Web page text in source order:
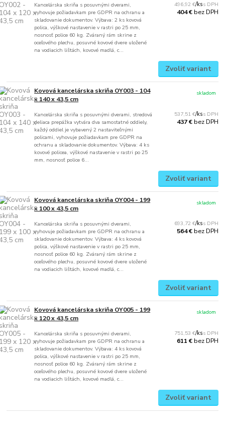
Kancelárska skriňa s posuvnými dverami,
vyhovuje požiadavkam pre GDPR na ochranu a
skladovanie dokumentov. Výbava: 2 ks kovová
polica, výškové nastavenie v rastri po 25 mm,
nosnosť police 60 kg. Zváraný rám skrine z
oceľového plechu, posuvné kovové dvere uložené
na vodiacich lištách, kovové madlá, c...
496,92 €/ks
404 €bez DPH
Zvoliť variant
Kovová kancelárska skriňa OY003 - 104
x 140 x 43,5 cm
Kancelárska skriňa s posuvnými dverami, stredová
deliaca prepážka vytvára dva samostatné oddiely,
každý oddiel je vybavený 2 nastaviteľnými
policami, vyhovuje požiadavkam pre GDPR na
ochranu a skladovanie dokumentov. Výbava: 4 ks
kovové policea, výškové nastavenie v rastri po 25
mm, nosnosť police 6...
537,51 €/ks
437 €bez DPH
skladom
Zvoliť variant
Kovová kancelárska skriňa OY004 - 199
x 100 x 43,5 cm
Kancelárska skriňa s posuvnými dverami,
vyhovuje požiadavkam pre GDPR na ochranu a
skladovanie dokumentov. Výbava: 4 ks kovová
polica, výškové nastavenie v rastri po 25 mm,
nosnosť police 60 kg. Zváraný rám skrine z
oceľového plechu, posuvné kovové dvere uložené
na vodiacich lištách, kovové madlá, c...
693,72 €/ks
564 €bez DPH
skladom
Zvoliť variant
Kovová kancelárska skriňa OY005 - 199
x 120 x 43,5 cm
Kancelárska skriňa s posuvnými dverami,
vyhovuje požiadavkam pre GDPR na ochranu a
skladovanie dokumentov. Výbava: 4 ks kovová
polica, výškové nastavenie v rastri po 25 mm,
nosnosť police 60 kg. Zváraný rám skrine z
oceľového plechu, posuvné kovové dvere uložené
na vodiacich lištách, kovové madlá, c...
751,53 €/ks
611 €bez DPH
skladom
Zvoliť variant